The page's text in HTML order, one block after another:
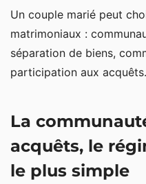
Un couple marié peut
matrimoniaux :
séparation de biens,
participation aux acquêts.
La
acquêts, le
le plus simple